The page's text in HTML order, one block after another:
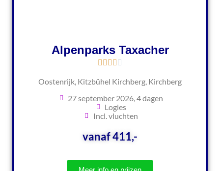
Alpenparks Taxacher
Oostenrijk, Kitzbühel Kirchberg, Kirchberg
27 september 2026, 4 dagen
Logies
Incl. vluchten
vanaf 411,-